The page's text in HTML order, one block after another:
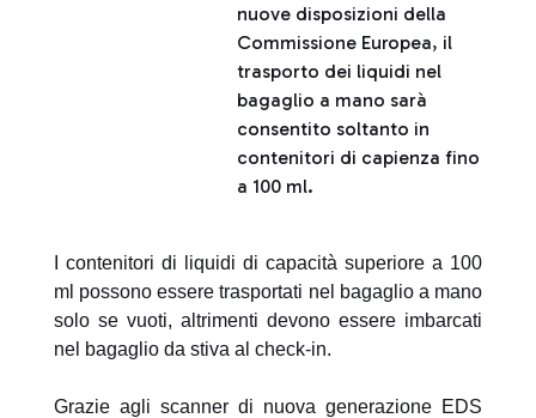
nuove disposizioni della
Commissione Europea, il
trasporto dei liquidi nel
bagaglio a mano sarà
consentito soltanto in
contenitori di capienza fino
a 100 ml.
I contenitori di liquidi di capacità superiore a 100
ml possono essere trasportati nel bagaglio a mano
solo se vuoti, altrimenti devono essere imbarcati
nel bagaglio da stiva al check-in.
Grazie agli scanner di nuova generazione EDS